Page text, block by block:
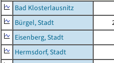
Bad Klosterlausnitz
Bürgel, Stadt
Eisenberg, Stadt
Hermsdorf, Stadt